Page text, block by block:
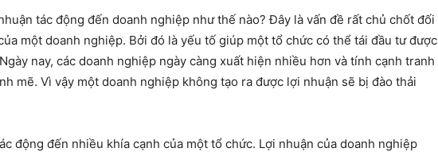
tác động đến doanh nghiệp như thế nào? Đây là vấn đề rất chủ chốt đối
một doanh nghiệp. Bởi đó là yếu tố giúp một tổ chức có thể tái đầu tư được
nay, các doanh nghiệp ngày càng xuất hiện nhiều hơn và tính cạnh tranh
mẽ. Vì vậy một doanh nghiệp không tạo ra được lợi nhuận sẽ bị đào thải
động đến nhiều khía cạnh của một tổ chức. Lợi nhuận của doanh nghiệp